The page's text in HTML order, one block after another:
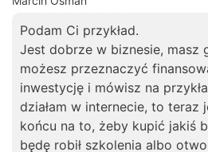
Podam Ci przykład.
Jest dobrze w biznesie, masz
możesz przeznaczyć
inwestycję i mówisz na
działam w internecie, to teraz
końcu na to, żeby kupić jakiś
będę robił szkolenia albo